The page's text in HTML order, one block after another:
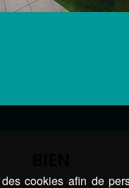
cookies afin de